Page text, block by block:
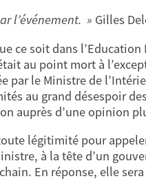
l’événement. » Gilles
ce soit dans
au point mort à
par le Ministre de
au grand désespoir
auprès d’une opinion
légitimité pour
à la tête d’un
En réponse, elle